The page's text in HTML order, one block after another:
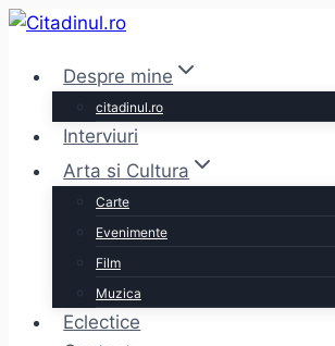
Skip
contentDespre mine
citadinul.ro
Interviuri
Arta si Cultura
Carte
Evenimente
Film
Muzica
Eclectice